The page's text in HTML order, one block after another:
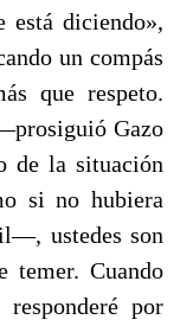
está diciendo»,
un compás
que respeto.
Gazo
de la situación
si no hubiera
ustedes son
temer. Cuando
por